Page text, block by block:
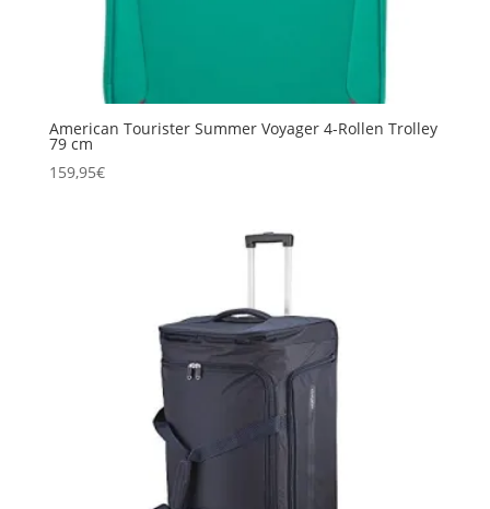
American Tourister Summer Voyager 4-Rollen Trolley
79 cm
159,95€